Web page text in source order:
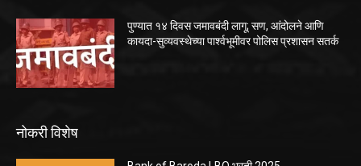
पुण्यात १४ दिवस जमावबंदी लागू; सण, आंदोलने आणि
कायदा-सुव्यवस्थेच्या पार्श्वभूमीवर पोलिस प्रशासन सतर्क
नोकरी विशेष